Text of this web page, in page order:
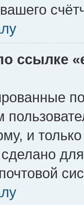
ссылке
и